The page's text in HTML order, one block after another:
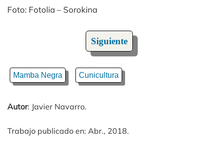
Foto: Fotolia – Sorokina
Siguiente
Mamba Negra Cunicultura
Autor: Javier Navarro.
Trabajo publicado en: Abr., 2018.